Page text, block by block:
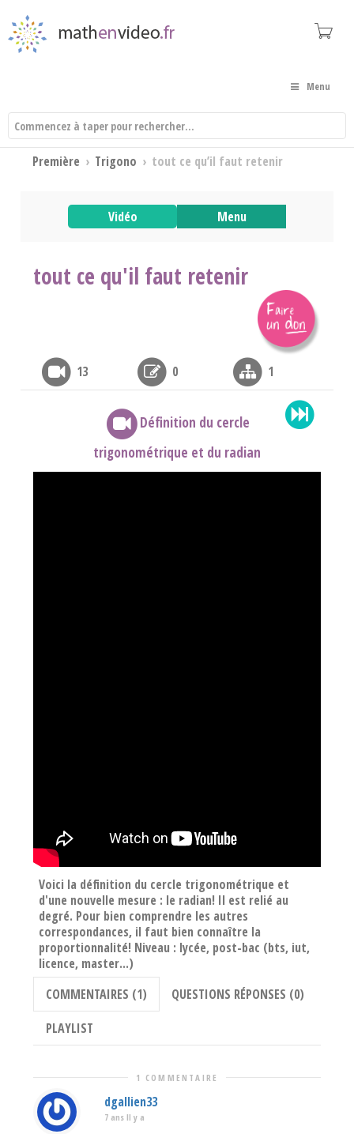
Menu
Première › Trigono › tout ce qu’il faut retenir
Vidéo Menu
tout ce qu'il faut retenir
13 0 1
Définition du cercle
trigonométrique et du radian
Voici la définition du cercle trigonométrique et
d'une nouvelle mesure : le radian! Il est relié au
degré. Pour bien comprendre les autres
correspondances, il faut bien connaître la
proportionnalité! Niveau : lycée, post-bac (bts, iut,
licence, master...)
COMMENTAIRES (1)
QUESTIONS RÉPONSES (0)
PLAYLIST
1 COMMENTAIRE
dgallien33
7 ans Il y a